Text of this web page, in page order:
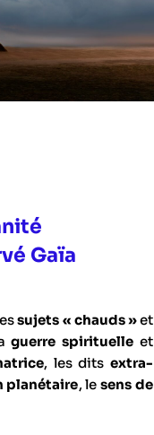
Gaïa
sujets « chauds »et
guerre spirituelle et
, les dits extra-
planétaire, lesens de